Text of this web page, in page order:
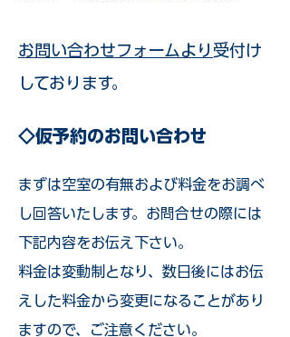
お問い合わせフォームより 受付け
しております。
◇仮予約のお問い合わせ
まずは空室の有無および料金をお調べ
し回答いたします。お問合せの際には
下記内容をお伝え下さい。
料金は変動制となり、数日後にはお伝
えした料金から変更になることがあり
ますので、ご注意ください。